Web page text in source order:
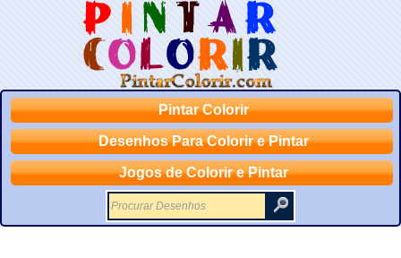
Pintar Colorir
Desenhos Para Colorir e Pintar
Jogos de Colorir e Pintar